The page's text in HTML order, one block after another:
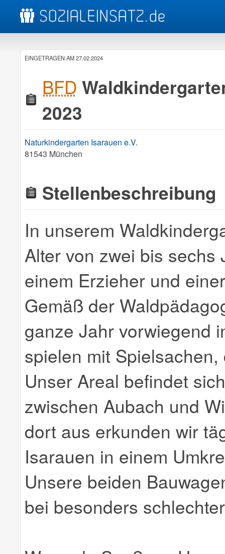
EINGETRAGEN AM 27.02.2024
BFD
2023
Naturkindergarten Isarauen e.V.
81543 München
Stellenbeschreibung
In unserem
Alter von zwei bis
einem Erzieher und
Gemäß der
ganze Jahr vorwiegend
spielen mit
Unser Areal befindet
zwischen Aubach und
dort aus erkunden wir
Isarauen in einem
Unsere beiden
bei besonders